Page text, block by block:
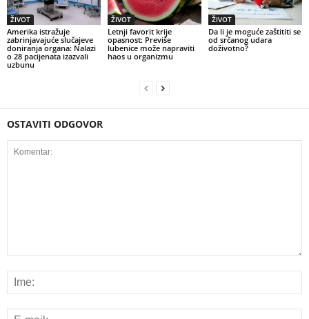
ŽIVOT
Amerika istražuje
zabrinjavajuće slučajeve
doniranja organa: Nalazi
o 28 pacijenata izazvali
uzbunu
ŽIVOT
Letnji favorit krije
opasnost: Previše
lubenice može napraviti
haos u organizmu
ŽIVOT
Da li je moguće zaštititi se
od srčanog udara
doživotno?
OSTAVITI ODGOVOR